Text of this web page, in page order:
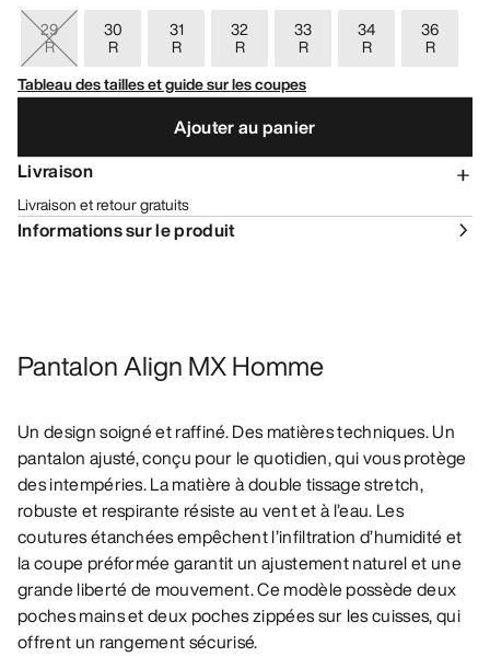
29
R
30
R
31
R
32
R
33
R
34
R
36
R
Tableau des tailles et guide sur les coupes
Ajouter au panier
Livraison
Livraison et retour gratuits
Informations sur le produit
Pantalon Align MX Homme
Un design soigné et raffiné. Des matières techniques. Un
pantalon ajusté, conçu pour le quotidien, qui vous protège
des intempéries. La matière à double tissage stretch,
robuste et respirante résiste au vent et à l’eau. Les
coutures étanchées empêchent l’infiltration d’humidité et
la coupe préformée garantit un ajustement naturel et une
grande liberté de mouvement. Ce modèle possède deux
poches mains et deux poches zippées sur les cuisses, qui
offrent un rangement sécurisé.